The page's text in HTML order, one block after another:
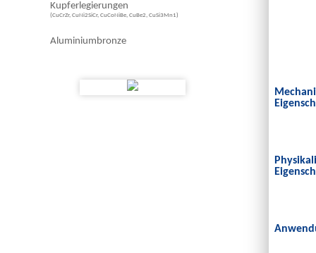
Kupferlegierungen
(CuCrZr, CuNi2SiCr, CuCoNiBe, CuBe2, CuSi3Mn1)
Aluminiumbronze